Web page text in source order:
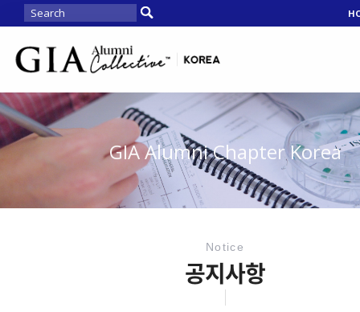
GIA Alumni Chapter Korea
Notice
공지사항